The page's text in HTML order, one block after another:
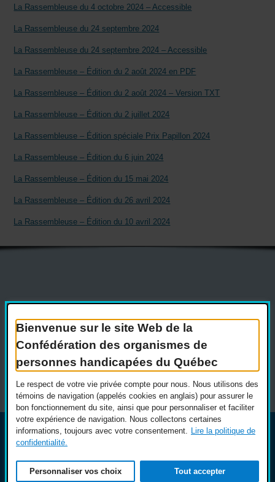
Bienvenue sur le site Web de la
Confédération des organismes de
personnes handicapées du Québec
Le respect de votre vie privée compte pour nous. Nous utilisons des
témoins de navigation (appelés cookies en anglais) pour assurer le
bon fonctionnement du site, ainsi que pour personnaliser et faciliter
votre expérience de navigation. Nous collectons certaines
informations, toujours avec votre consentement. Lire la politique de
confidentialité.
Personnaliser vos choix Tout accepter
La Rassembleuse du 4 octobre 2024 – Accessible
La Rassembleuse du 24 septembre 2024
La Rassembleuse du 24 septembre 2024 – Accessible
La Rassembleuse – Édition du 2 août 2024 en PDF
La Rassembleuse – Édition du 2 août 2024 – Version TXT
La Rassembleuse – Édition du 2 juillet 2024
La Rassembleuse – Édition spéciale Prix Papillon 2024
La Rassembleuse – Édition du 6 juin 2024
La Rassembleuse – Édition du 15 mai 2024
La Rassembleuse – Édition du 26 avril 2024
La Rassembleuse – Édition du 10 avril 2024
Actualités Devenir membre
Nous joindre Nous recrutons
Réseaux sociaux
Guide sur l’accessibilité universelle
© COPHAN - Ensemble pour l'inclusion 2026. Tous droits
Conception :Ekloweb
Crédits photo :